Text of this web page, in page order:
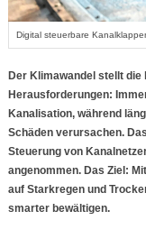
Digital steuerbare
Der Klimawandel stellt
Herausforderungen:
Kanalisation, während
Schäden verursachen.
Steuerung von
angenommen. Das Ziel:
auf Starkregen und
smarter bewältigen.